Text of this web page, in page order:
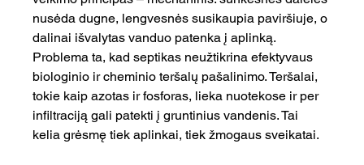
nusėda dugne, lengvesnės susikaupia paviršiuje, o
dalinai išvalytas vanduo patenka į aplinką.
Problema ta, kad septikas neužtikrina efektyvaus
biologinio ir cheminio teršalų pašalinimo. Teršalai,
tokie kaip azotas ir fosforas, lieka nuotekose ir per
infiltraciją gali patekti į gruntinius vandenis. Tai
kelia grėsmę tiek aplinkai, tiek žmogaus sveikatai.